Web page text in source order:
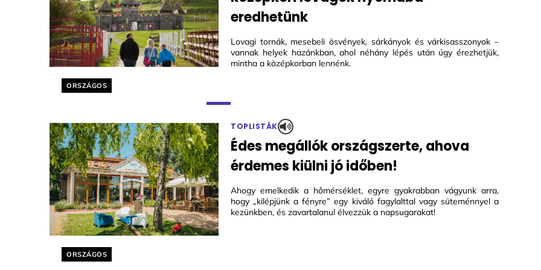
Helyszín címkék:
ORSZÁGOS
eredhetünk
Lovagi tornák, mesebeli ösvények, sárkányok és várkisasszonyok –
vannak helyek hazánkban, ahol néhány lépés után úgy érezhetjük,
mintha a középkorban lennénk.
Helyszín címkék:
ORSZÁGOS
TOPLISTÁK
Édes megállók országszerte, ahova
érdemes kiülni jó időben!
Ahogy emelkedik a hőmérséklet, egyre gyakrabban vágyunk arra,
hogy „kilépjünk a fényre” egy kiváló fagylalttal vagy süteménnyel a
kezünkben, és zavartalanul élvezzük a napsugarakat!